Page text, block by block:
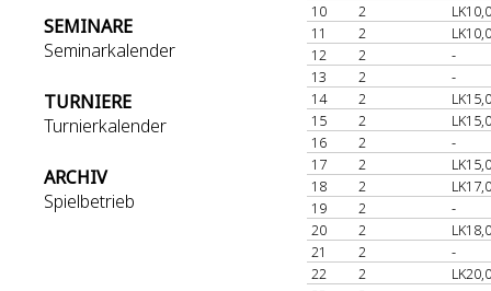
SEMINARE
Seminarkalender
TURNIERE
Turnierkalender
ARCHIV
Spielbetrieb
10
2
LK10,0
11
2
LK10,0
12
2
-
13
2
-
14
2
LK15,0
15
2
LK15,0
16
2
-
17
2
LK15,0
18
2
LK17,0
19
2
-
20
2
LK18,0
21
2
-
22
2
LK20,0